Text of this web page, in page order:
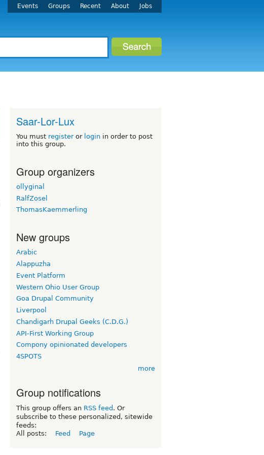
Events Groups Recent About Jobs
Saar-Lor-Lux
You must registeror login in order to post
into this group.
Group organizers
ollyginal
RalfZosel
ThomasKaemmerling
New groups
Arabic
Alappuzha
Event Platform
Western Ohio User Group
Goa Drupal Community
Liverpool
Chandigarh Drupal Geeks (C.D.G.)
API-First Working Group
Compony opinionated developers
4SPOTS
more
Group notifications
This group offers an RSS feed . Or
subscribe to these personalized, sitewide
feeds:
All posts:
Feed Page